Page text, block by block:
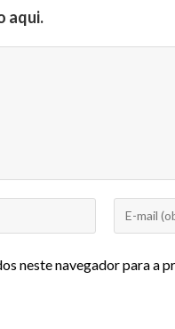
aqui.
neste navegador para a